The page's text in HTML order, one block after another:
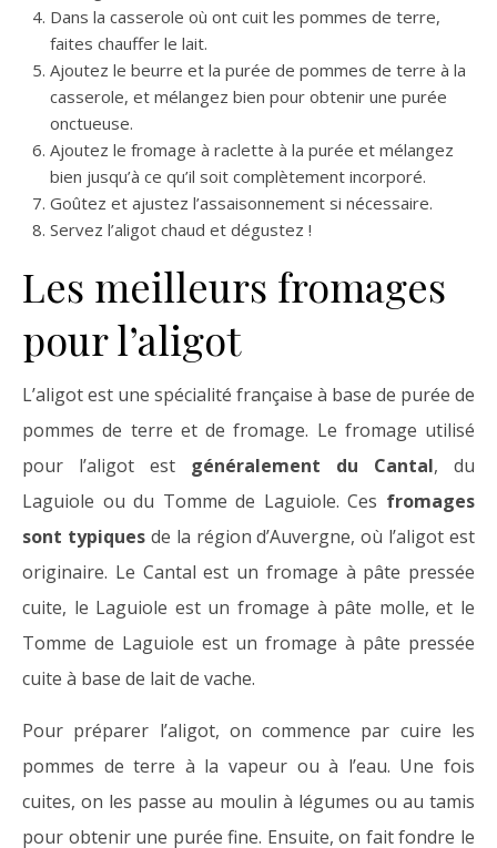
Dans la casserole où ont cuit les pommes de terre,
faites chauffer le lait.
Ajoutez le beurre et la purée de pommes de terre à la
casserole, et mélangez bien pour obtenir une purée
onctueuse.
Ajoutez le fromage à raclette à la purée et mélangez
bien jusqu’à ce qu’il soit complètement incorporé.
Goûtez et ajustez l’assaisonnement si nécessaire.
Servez l’aligot chaud et dégustez !
Les meilleurs fromages
pour l’aligot
L’aligot est une spécialité française à base de purée de
pommes de terre et de fromage. Le fromage utilisé
pour l’aligot est généralement du Cantal, du
Laguiole ou du Tomme de Laguiole. Ces fromages
sont typiquesde la région d’Auvergne, où l’aligot est
originaire. Le Cantal est un fromage à pâte pressée
cuite, le Laguiole est un fromage à pâte molle, et le
Tomme de Laguiole est un fromage à pâte pressée
cuite à base de lait de vache.
Pour préparer l’aligot, on commence par cuire les
pommes de terre à la vapeur ou à l’eau. Une fois
cuites, on les passe au moulin à légumes ou au tamis
pour obtenir une purée fine. Ensuite, on fait fondre le